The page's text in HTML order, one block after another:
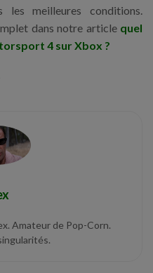
meilleures conditions.
dans notre article quel
4 sur Xbox ?
Amateur de Pop-Corn.